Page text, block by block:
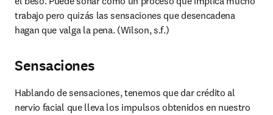
trabajo pero quizás las sensaciones que desencadena
hagan que valga la pena. (Wilson, s.f.)
Sensaciones
Hablando de sensaciones, tenemos que dar crédito al
nervio facial que lleva los impulsos obtenidos en nuestro